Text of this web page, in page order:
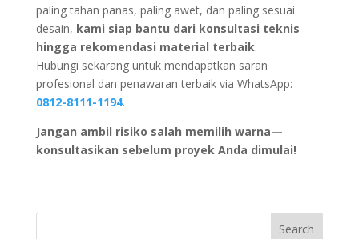
paling tahan panas, paling awet, dan paling sesuai
desain, kami siap bantu dari konsultasi teknis
hingga rekomendasi material terbaik.
Hubungi sekarang untuk mendapatkan saran
profesional dan penawaran terbaik via WhatsApp:
0812-8111-1194.
Jangan ambil risiko salah memilih warna—
konsultasikan sebelum proyek Anda dimulai!
Search